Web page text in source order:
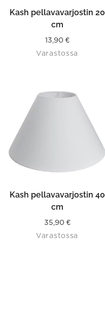
Kash pellavavarjostin 20
cm
13,90 €
Varastossa
Kash pellavavarjostin 40
cm
35,90 €
Varastossa